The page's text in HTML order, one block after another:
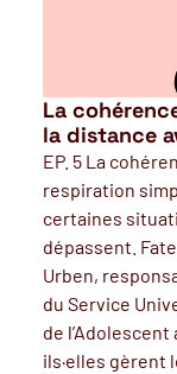
La
la distance
EP. 5 La
respiration
certaines
dépassent.
Urben,
du Service
de
ils·elles gèrent